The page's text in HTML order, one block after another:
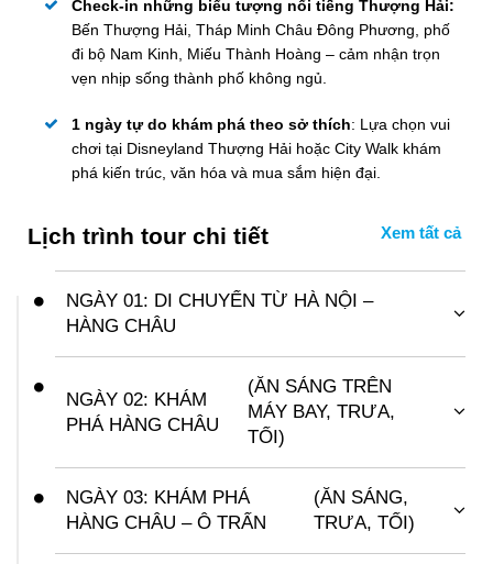
Check-in những biểu tượng nổi tiếng Thượng Hải:
Bến Thượng Hải, Tháp Minh Châu Đông Phương, phố
đi bộ Nam Kinh, Miếu Thành Hoàng – cảm nhận trọn
vẹn nhịp sống thành phố không ngủ.
1 ngày tự do khám phá theo sở thích: Lựa chọn vui
chơi tại Disneyland Thượng Hải hoặc City Walk khám
phá kiến trúc, văn hóa và mua sắm hiện đại.
Lịch trình tour chi tiết
NGÀY 01: DI CHUYỂN TỪ HÀ NỘI –
HÀNG CHÂU
Khoảng 22h50: Xe và hướng dẫn viên của Vietsense
Travel đón đoàn tại điểm hẹn trong nội thành Hà Nội,
đưa quý khách ra sân bay Nội Bài làm thủ tục đáp
chuyến bay CA708 (02:50 – 06:50) khởi hành đi Hàng
sàng cho hành trình khám phá vùng đất Giang Nam nổi
tiếng.
NGÀY 02: KHÁM
PHÁ HÀNG CHÂU
(ĂN SÁNG TRÊN
MÁY BAY, TRƯA,
TỐI)
06:50 sáng: Đoàn hạ cánh xuống sân bay Hàng Châu,
hoàn tất thủ tục nhập cảnh rồi bắt đầu hành trình tham
quan:
NGÀY 03: KHÁM PHÁ
HÀNG CHÂU – Ô TRẤN
(ĂN SÁNG,
TRƯA, TỐI)
Buổi sáng: Quý khách dùng bữa tại khách sạn, làm